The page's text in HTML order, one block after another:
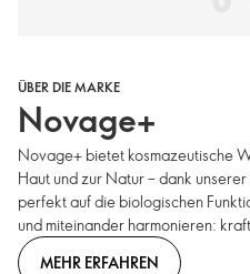
ÜBER DIE MARKE
Novage+
Novage+ bietet kosmazeutische
Haut und zur Natur – dank
perfekt auf die biologischen
und miteinander harmonieren:
MEHR ERFAHREN